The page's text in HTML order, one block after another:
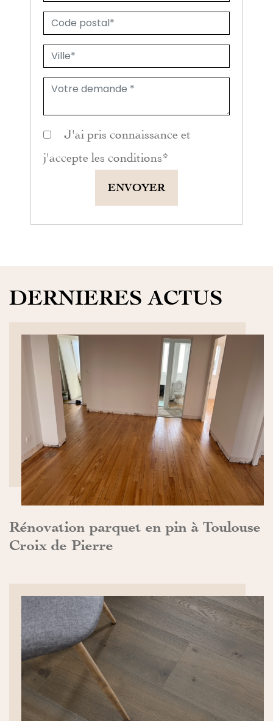
J'ai pris connaissance et
j'accepte les conditions *
ENVOYER
DERNIERES ACTUS
Rénovation parquet en pin à Toulouse
Croix de Pierre
DÉCOUVRIR>>
DÉCOUVRIR>>